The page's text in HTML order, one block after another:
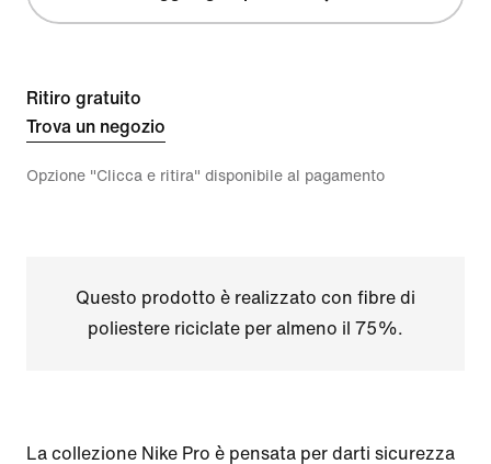
Ritiro gratuito
Trova un negozio
Opzione "Clicca e ritira" disponibile al pagamento
Questo prodotto è realizzato con fibre di
poliestere riciclate per almeno il 75%.
La collezione Nike Pro è pensata per darti sicurezza